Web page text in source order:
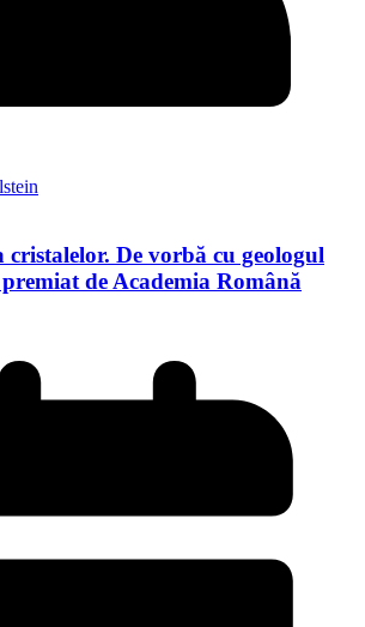
cristalelor. De vorbă cu geologul
de Academia Română